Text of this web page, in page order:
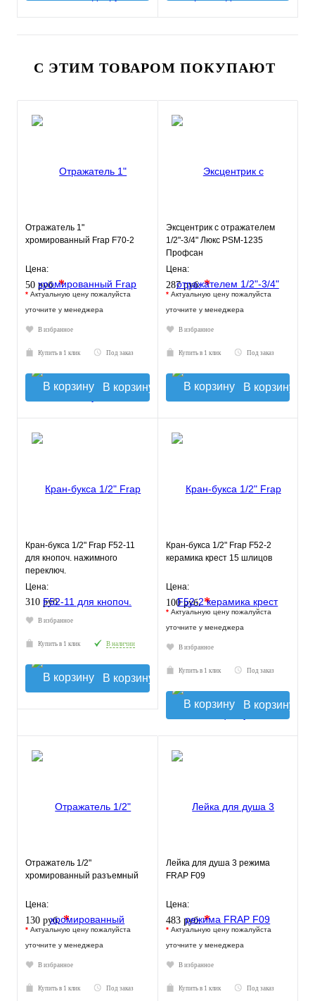
С ЭТИМ ТОВАРОМ ПОКУПАЮТ
Отражатель 1"
хромированный Frap F70-2
Цена:
50 руб.*
* Актуальную цену пожалуйста
уточните у менеджера
В избранное
Купить в 1 клик Под заказ
В корзину
Эксцентрик с отражателем
1/2"-3/4" Люкс PSM-1235
Профсан
Цена:
287 руб.*
* Актуальную цену пожалуйста
уточните у менеджера
В избранное
Купить в 1 клик Под заказ
В корзину
Кран-букса 1/2" Frap F52-11
для кнопоч. нажимного
переключ.
Цена:
310 руб.
В избранное
Купить в 1 клик В наличии
В корзину
Кран-букса 1/2" Frap F52-2
керамика крест 15 шлицов
Цена:
100 руб.*
* Актуальную цену пожалуйста
уточните у менеджера
В избранное
Купить в 1 клик Под заказ
В корзину
Отражатель 1/2"
хромированный разъемный
Цена:
130 руб.*
* Актуальную цену пожалуйста
уточните у менеджера
В избранное
Купить в 1 клик Под заказ
Лейка для душа 3 режима
FRAP F09
Цена:
483 руб.*
* Актуальную цену пожалуйста
уточните у менеджера
В избранное
Купить в 1 клик Под заказ